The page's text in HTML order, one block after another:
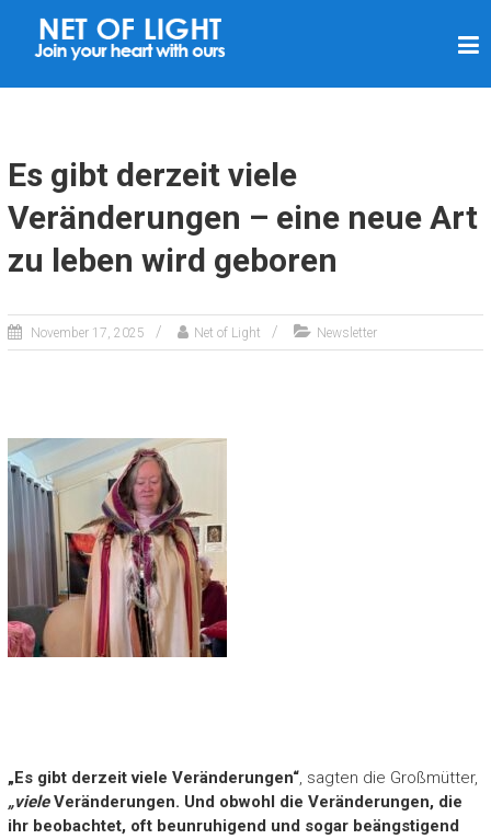
L
T
E
T
Es gibt derzeit viele
Veränderungen – eine neue Art
zu leben wird geboren
November 17, 2025 Net of Light Newsletter
„Es gibt derzeit viele Veränderungen“, sagten die Großmütter,
„vieleVeränderungen. Und obwohl die Veränderungen, die
ihr beobachtet, oft beunruhigend und sogar beängstigend